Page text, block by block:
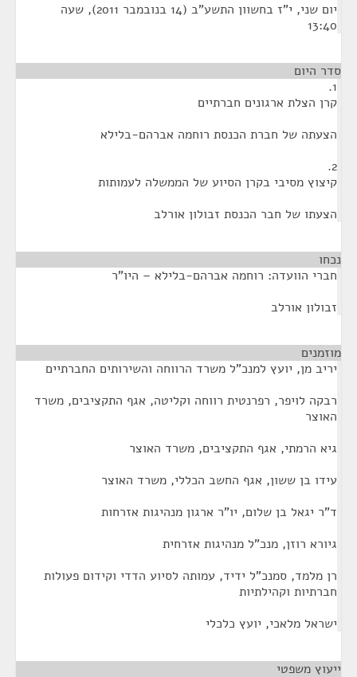
יום שני, י"ז בחשוון התשע"ב (14 בנובמבר 2011), שעה
13:40
סדר היום
1.
קרן הצלת ארגונים חברתיים
הצעתה של חברת הכנסת רוחמה אברהם-בלילא
2.
קיצוץ מסיבי בקרן הסיוע של הממשלה לעמותות
הצעתו של חבר הכנסת זבולון אורלב
נכחו
חברי הוועדה: רוחמה אברהם-בלילא – היו"ר
זבולון אורלב
מוזמנים
יריב מן, יועץ למנכ"ל משרד הרווחה והשירותים החברתיים
רבקה לויפר, רפרנטית רווחה וקליטה, אגף התקציבים, משרד
האוצר
גיא הרמתי, אגף התקציבים, משרד האוצר
עידו בן ששון, אגף החשב הכללי, משרד האוצר
ד"ר יגאל בן שלום, יו"ר ארגון מנהיגות אזרחות
גיורא רוזן, מנכ"ל מנהיגות אזרחית
רן מלמד, סמנכ"ל ידיד, עמותה לסיוע הדדי וקידום פעולות
חברתיות וקהילתיות
ישראל מלאכי, יועץ כלכלי
ייעוץ משפטי